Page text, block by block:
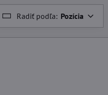
Radiť podľa: Pozícia